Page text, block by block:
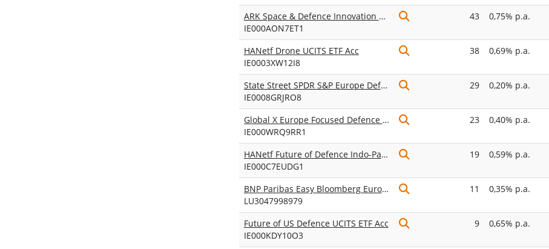
ARK Space & Defence Innovation UCITS ETF USD (Acc)
IE000AON7ET1
43 0,75% p.a.
HANetf Drone UCITS ETF Acc
IE0003XW12I8
38 0,69% p.a.
State Street SPDR S&P Europe Defense Vision UCITS ETF EUR Unhedged (Acc)
IE0008GRJRO8
29 0,20% p.a.
Global X Europe Focused Defence Tech UCITS ETF EUR Accumulating
IE000WRQ9RR1
23 0,40% p.a.
HANetf Future of Defence Indo-Pac ex-China UCITS ETF Accumulating
IE000C7EUDG1
19 0,59% p.a.
BNP Paribas Easy Bloomberg Europe Defense UCITS ETF Dist
LU3047998979
11 0,35% p.a.
Future of US Defence UCITS ETF Acc
IE000KDY10O3
9 0,65% p.a.